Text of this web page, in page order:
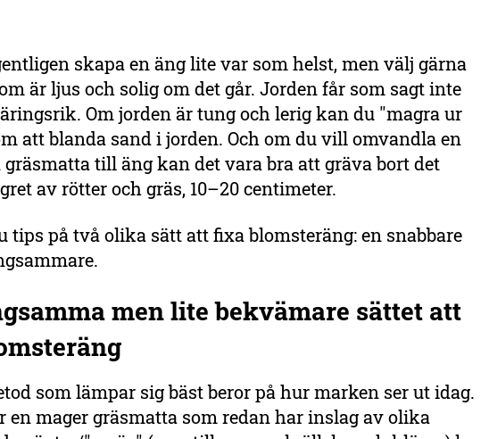
skapa en äng lite var som helst, men välj gärna
är ljus och solig om det går. Jorden får som sagt inte
Om jorden är tung och lerig kan du "magra ur
att blanda sand i jorden. Och om du vill omvandla en
till äng kan det vara bra att gräva bort det
av rötter och gräs, 10–20 centimeter.
tips på två olika sätt att fixa blomsteräng: en snabbare
men lite bekvämare sättet att
som lämpar sig bäst beror på hur marken ser ut idag.
en mager gräsmatta som redan har inslag av olika